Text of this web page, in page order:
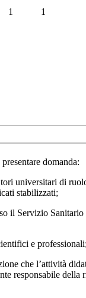
1 1
domanda:
universitari di
stabilizzati;
il Servizio
e
che l’attività
responsabile della